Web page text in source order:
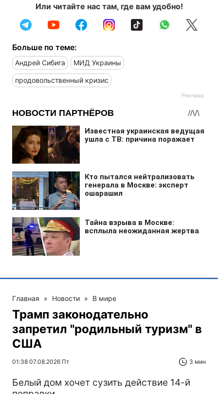
Или читайте нас там, где вам удобно!
Больше по теме:
Андрей Сибига МИД Украины
продовольственный кризис
Главная » Новости » В мире
Трамп законодательно
запретил "родильный туризм" в
США
01:38 07.08.2026 Пт 3 мин
Белый дом хочет сузить действие 14-й